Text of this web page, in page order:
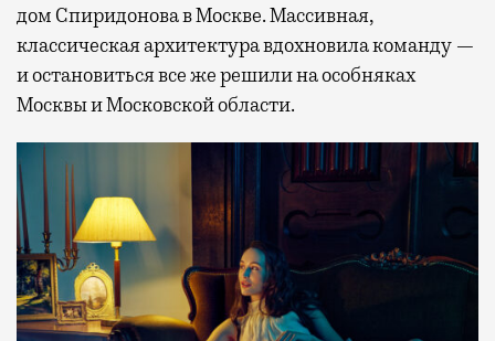
дом Спиридонова в Москве. Массивная,
классическая архитектура вдохновила команду —
и остановиться все же решили на особняках
Москвы и Московской области.